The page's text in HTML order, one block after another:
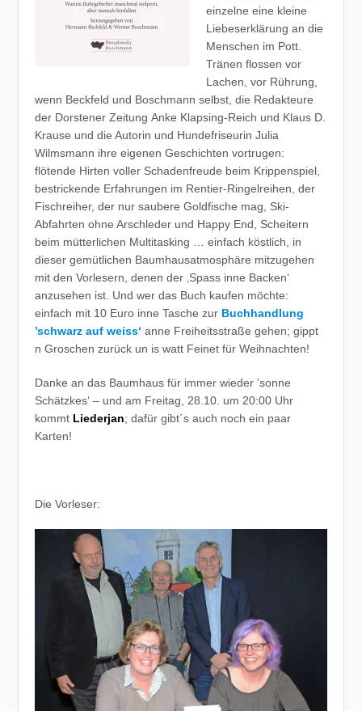
einzelne eine kleine
Liebeserklärung an die
Menschen im Pott.
Tränen flossen vor
Lachen, vor Rührung,
wenn Beckfeld und Boschmann selbst, die Redakteure
der Dorstener Zeitung Anke Klapsing-Reich und Klaus D.
Krause und die Autorin und Hundefriseurin Julia
Wilmsmann ihre eigenen Geschichten vortrugen:
flötende Hirten voller Schadenfreude beim Krippenspiel,
bestrickende Erfahrungen im Rentier-Ringelreihen, der
Fischreiher, der nur saubere Goldfische mag, Ski-
Abfahrten ohne Arschleder und Happy End, Scheitern
beim mütterlichen Multitasking … einfach köstlich, in
dieser gemütlichen Baumhausatmosphäre mitzugehen
mit den Vorlesern, denen der ‚Spass inne Backen‘
anzusehen ist. Und wer das Buch kaufen möchte:
einfach mit 10 Euro inne Tasche zur Buchhandlung
’schwarz auf weiss‘ anne Freiheitsstraße gehen; gippt
n Groschen zurück un is watt Feinet für Weihnachten!
Danke an das Baumhaus für immer wieder ’sonne
Schätzkes‘ – und am Freitag, 28.10. um 20:00 Uhr
kommt Liederjan; dafür gibt´s auch noch ein paar
Karten!
Die Vorleser: